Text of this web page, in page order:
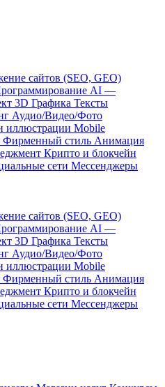
сайтов (SEO, GEO)
AI —
3D Графика Тексты
Аудио/Видео/Фото
иллюстрации Mobile
Фирменный стиль Анимация
Крипто и блокчейн
сети Мессенджеры
сайтов (SEO, GEO)
AI —
3D Графика Тексты
Аудио/Видео/Фото
иллюстрации Mobile
Фирменный стиль Анимация
Крипто и блокчейн
сети Мессенджеры